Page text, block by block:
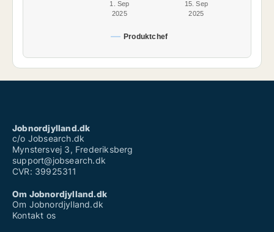
Produktchef
1. Sep
2025
15. Sep
2025
Jobnordjylland.dk
c/o Jobsearch.dk
Mynstersvej 3, Frederiksberg
support@jobsearch.dk
CVR: 39925311
Om Jobnordjylland.dk
Om Jobnordjylland.dk
Kontakt os